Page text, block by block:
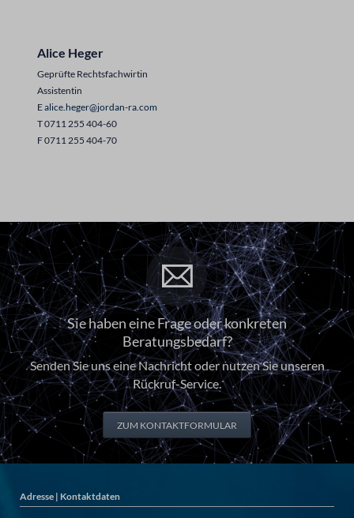
Alice Heger
Geprüfte Rechtsfachwirtin
Assistentin
Ealice.heger@jordan-ra.com
T 0711 255 404-60
F 0711 255 404-70
Sie haben eine Frage oder konkreten
Beratungsbedarf?
Senden Sie uns eine Nachricht oder nutzen Sie unseren
Rückruf-Service.
ZUM KONTAKTFORMULAR
Adresse | Kontaktdaten